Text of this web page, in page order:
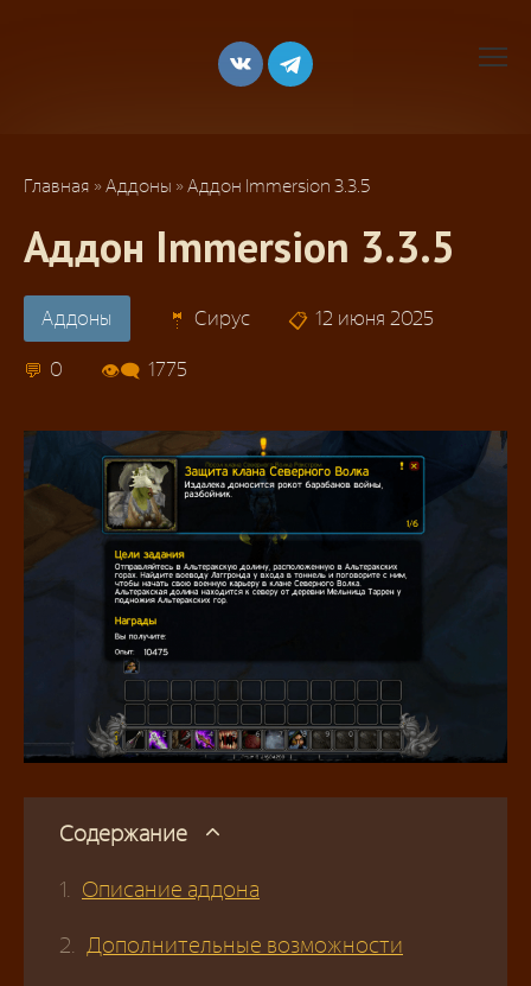
Главная »Аддоны »Аддон Immersion 3.3.5
Аддон Immersion 3.3.5
Аддоны Сирус 12 июня 2025
0 1775
Содержание
Описание аддона
Дополнительные возможности